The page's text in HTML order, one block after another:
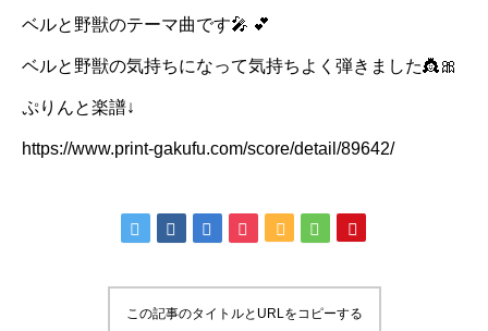
ベルと野獣のテーマ曲です🎤 💕
ベルと野獣の気持ちになって気持ちよく弾きました👸🎀
ぷりんと楽譜↓
https://www.print-gakufu.com/score/detail/89642/
この記事のタイトルとURLをコピーする